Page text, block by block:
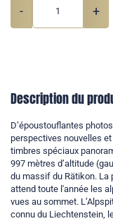
- +
Description du
D’époustouflantes
perspectives nouvelles
timbres spéciaux
997 mètres d’altitude
du massif du Rätikon.
attend toute l'année les
vues au sommet.
connu du Liechtenstein,